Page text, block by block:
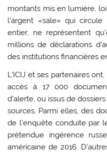
montants mis en lumière,
l’argent «sale» qui
entier, ne représentent
millions de déclarations
des institutions financières
L’ICIJ et ses partenaires
accès à 17 000
d’alerte, ou issus de
sources. Parmi elles, des
de l’enquête conduite par
prétendue ingérence
américaine de 2016.